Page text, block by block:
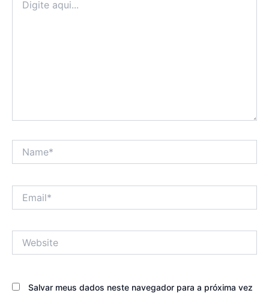
aqui...
Salvar meus dados neste navegador para a próxima vez